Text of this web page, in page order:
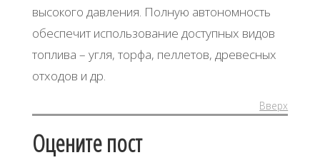
высокого давления. Полную автономность
обеспечит использование доступных видов
топлива – угля, торфа, пеллетов, древесных
отходов и др.
Вверх
Оцените пост